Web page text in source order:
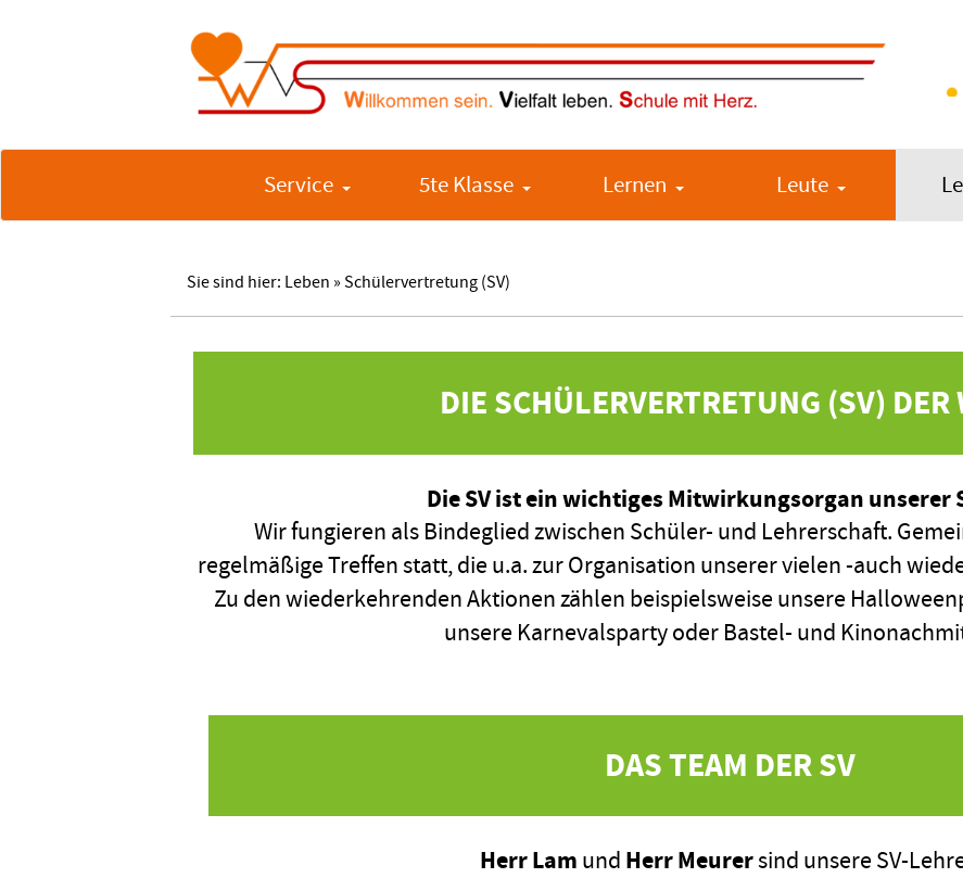
Service 5te Klasse Lernen Leute
Sie sind hier: Leben » Schülervertretung (SV)
DIE SCHÜLERVERTRETUNG (SV) DER
Die SV ist ein wichtiges Mitwirkungsorgan unserer
Wir fungieren als Bindeglied zwischen Schüler- und Lehrerschaft.
regelmäßige Treffen statt, die u.a. zur Organisation unserer vielen -auch
Zu den wiederkehrenden Aktionen zählen beispielsweise unsere
unsere Karnevalsparty oder Bastel- und
DAS TEAM DER SV
Herr Lam und Herr Meurersind unsere SV-